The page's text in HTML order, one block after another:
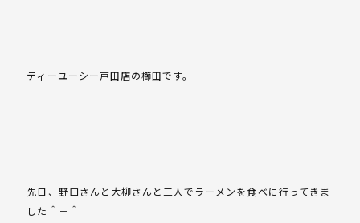
ティーユーシー戸田店の櫛田です。
先日、野口さんと大柳さんと三人でラーメンを食べに行ってきま
した＾－＾